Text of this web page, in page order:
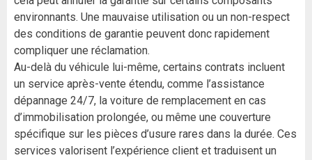
environnants. Une mauvaise utilisation ou un non-respect
des conditions de garantie peuvent donc rapidement
compliquer une réclamation.
Au-delà du véhicule lui-même, certains contrats incluent
un service après-vente étendu, comme l’assistance
dépannage 24/7, la voiture de remplacement en cas
d’immobilisation prolongée, ou même une couverture
spécifique sur les pièces d’usure rares dans la durée. Ces
services valorisent l’expérience client et traduisent un